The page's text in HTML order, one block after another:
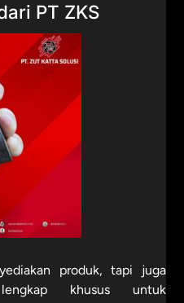
PT ZKS
produk, tapi juga
khusus untuk